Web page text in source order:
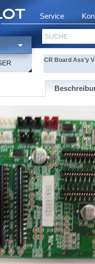
Service
SUCHE
CR Board Ass'y